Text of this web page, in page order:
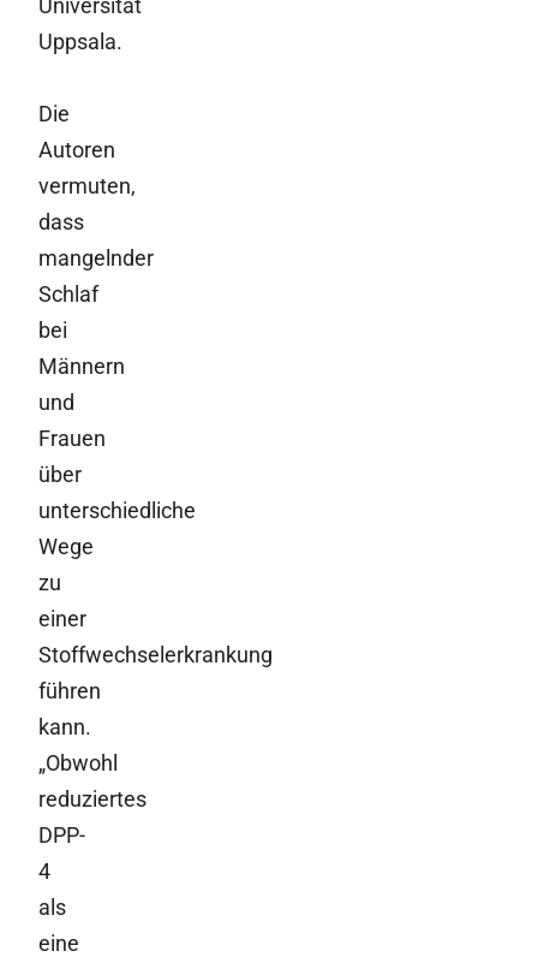
Uppsala.
Die
Autoren
vermuten,
dass
mangelnder
Schlaf
bei
Männern
und
Frauen
über
unterschiedliche
Wege
zu
einer
Stoffwechselerkrankung
führen
kann.
„Obwohl
reduziertes
DPP-
4
als
eine